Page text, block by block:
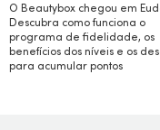
O Beautybox chegou em
Descubra como funciona o
programa de fidelidade, os
benefícios dos níveis e os
para acumular pontos